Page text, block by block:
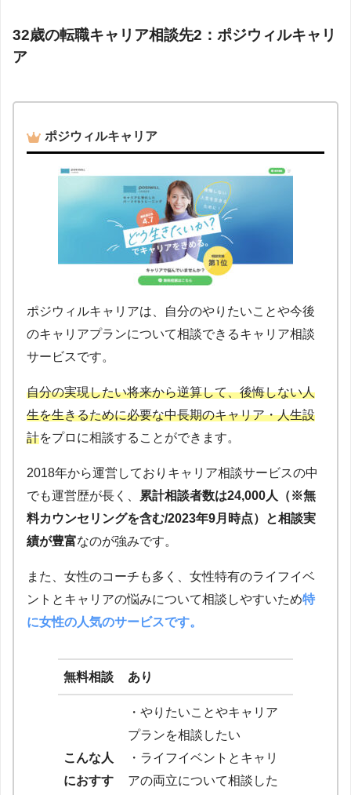
32歳の転職キャリア相談先2：ポジウィルキャリ
ア
ポジウィルキャリア
ポジウィルキャリアは、自分のやりたいことや今後
のキャリアプランについて相談できるキャリア相談
サービスです。
自分の実現したい将来から逆算して、後悔しない人
生を生きるために必要な中長期のキャリア・人生設
計をプロに相談することができます。
2018年から運営しておりキャリア相談サービスの中
でも運営歴が長く、
累計相談者数は24,000人（※無
料カウンセリングを含む/2023年9月時点）と相談実
績が豊富なのが強みです。
また、女性のコーチも多く、女性特有のライフイベ
ントとキャリアの悩みについて相談しやすいため特
に女性の人気のサービスです。
無料相談 あり
こんな人
におすす
・やりたいことやキャリア
プランを相談したい
・ライフイベントとキャリ
アの両立について相談した